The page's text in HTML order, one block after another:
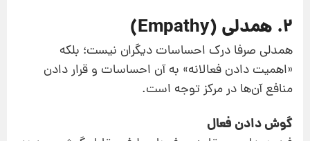
۲. همدلی (Empathy)
همدلی صرفا درک احساسات دیگران نیست؛ بلکه
«اهمیت دادن فعالانه» به آن احساسات و قرار دادن
منافع آن‌ها در مرکز توجه است.
گوش دادن فعال